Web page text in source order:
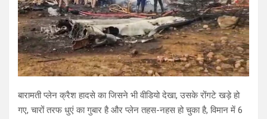
बारामती प्लेन क्रैश हादसे का जिसने भी वीडियो देखा, उसके रोंगटे खड़े हो
गए, चारों तरफ धुएं का गुबार है और प्लेन तहस-नहस हो चुका है, विमान में 6